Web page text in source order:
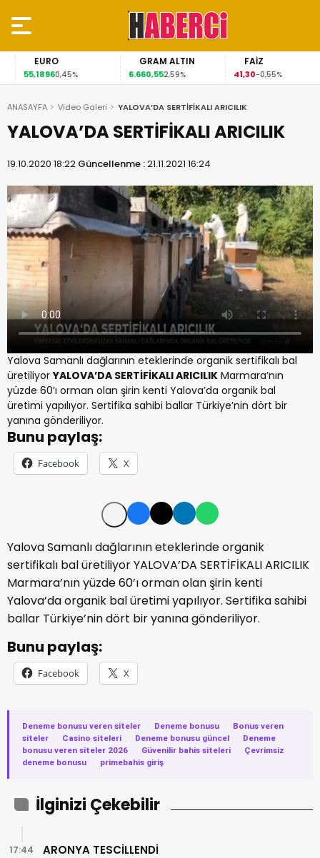
EURO
55,18960,45%
GRAM ALTIN
6.660,552,59%
FAİZ
41,30-0,55%
ANASAYFA Video Galeri YALOVA’DA SERTİFİKALI ARICILIK
YALOVA’DA SERTİFİKALI ARICILIK
19.10.2020 18:22 Güncellenme :21.11.2021 16:24
Yalova Samanlı dağlarının eteklerinde organik sertifikalı bal
üretiliyorYALOVA’DA SERTİFİKALI ARICILIK Marmara’nın
yüzde 60’ı orman olan şirin kenti Yalova’da organik bal
üretimi yapılıyor. Sertifika sahibi ballar Türkiye’nin dört bir
yanına gönderiliyor.
Bunu paylaş:
Facebook X
Yalova Samanlı dağlarının eteklerinde organik
sertifikalı bal üretiliyor YALOVA’DA SERTİFİKALI ARICILIK
Marmara’nın yüzde 60’ı orman olan şirin kenti
Yalova’da organik bal üretimi yapılıyor. Sertifika sahibi
ballar Türkiye’nin dört bir yanına gönderiliyor.
Bunu paylaş:
Facebook X
Deneme bonusu veren siteler · Deneme bonusu ·
Bonus veren
siteler
· Casino siteleri · Deneme bonusu güncel ·
Deneme
bonusu veren siteler 2026
· Güvenilir bahis siteleri ·
Çevrimsiz
deneme bonusu
· primebahis giriş
İlginizi Çekebilir
ARONYA TESCİLLENDİ
17:44